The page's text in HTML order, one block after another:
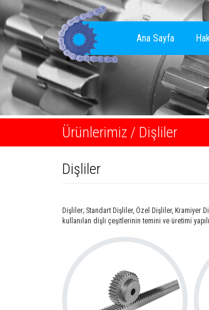
Ana Sayfa
Ürünlerimiz / Dişliler
Dişliler
Dişliler; Standart Dişliler, Özel Dişliler, Kramiyer
kullanılan dişli çeşitlerinin temini ve üretimi